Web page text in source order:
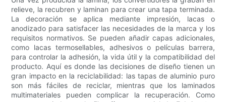
relieve, la recubren y laminan para crear una tapa terminada.
La decoración se aplica mediante impresión, lacas o
anodizado para satisfacer las necesidades de la marca y los
requisitos normativos. Se pueden añadir capas adicionales,
como lacas termosellables, adhesivos o películas barrera,
para controlar la adhesión, la vida útil y la compatibilidad del
producto. Aquí es donde las decisiones de diseño tienen un
gran impacto en la reciclabilidad: las tapas de aluminio puro
son más fáciles de reciclar, mientras que los laminados
multimateriales pueden complicar la recuperación. Como